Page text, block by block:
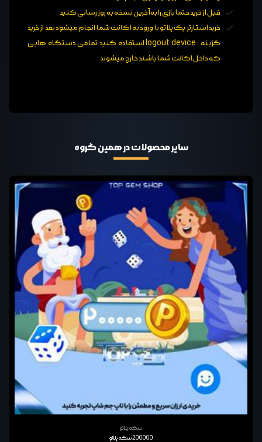
قبل از خرید حتما بازی را به آخرین نسخه به روز رسانی کنید
خرید استارتر پک پلاتو با ورود به اکانت شما انجام میشود بعد از خرید
گزینه logout device استفاده کنید تمامی دستگاه هایی
که داخل اکانت شما باشند خارج میشوند
سایر محصولات در همین گروه
سکه پلاتو
200000 سکه پلاتو